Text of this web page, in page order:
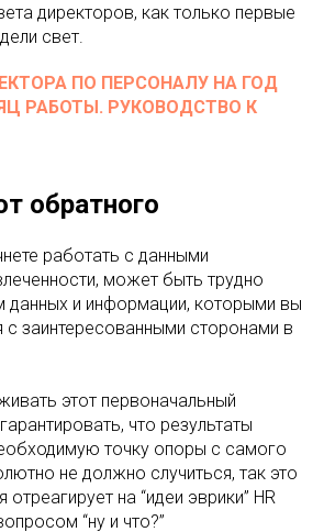
директоров, как только первые
свет.
ПО ПЕРСОНАЛУ НА ГОД
РАБОТЫ. РУКОВОДСТВО К
обратного
работать с данными
может быть трудно
данных и информации, которыми вы
с заинтересованными сторонами в
этот первоначальный
что результаты
точку опоры с самого
не должно случиться, так это
отреагирует на “идеи эврики” HR
“ну и что?”